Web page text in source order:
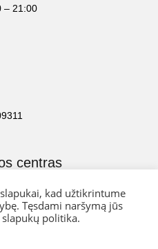
– 21:00
centras
Visos teisės saugomos.
kad užtikrintume
Tęsdami naršymą jūs
politika.